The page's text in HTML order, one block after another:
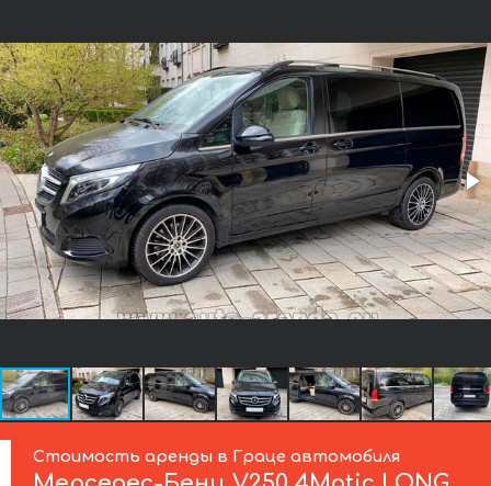
Стоимость аренды в Граце автомобиля